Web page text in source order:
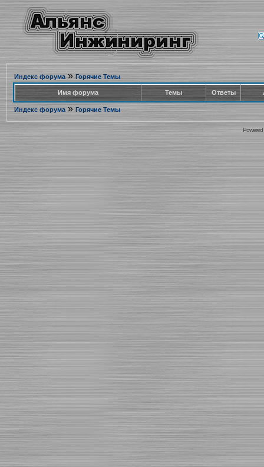
Индекс форума» Горячие Темы
Имя форума Темы Ответы
Индекс форума» Горячие Темы